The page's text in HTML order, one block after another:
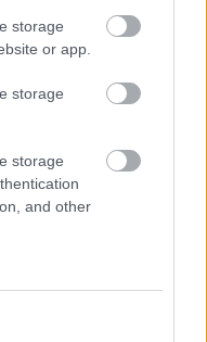
storage
or app.
storage
storage
and other
ευρώ